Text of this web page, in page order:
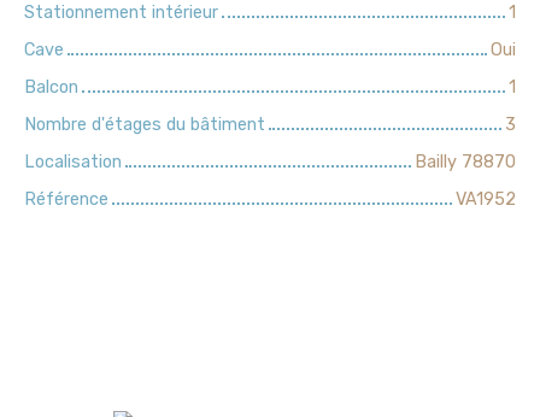
Stationnement intérieur
1
Cave
Oui
Balcon
1
Nombre d'étages du bâtiment
3
Localisation
Bailly 78870
Référence
VA1952